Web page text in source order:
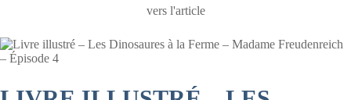
vers l'article